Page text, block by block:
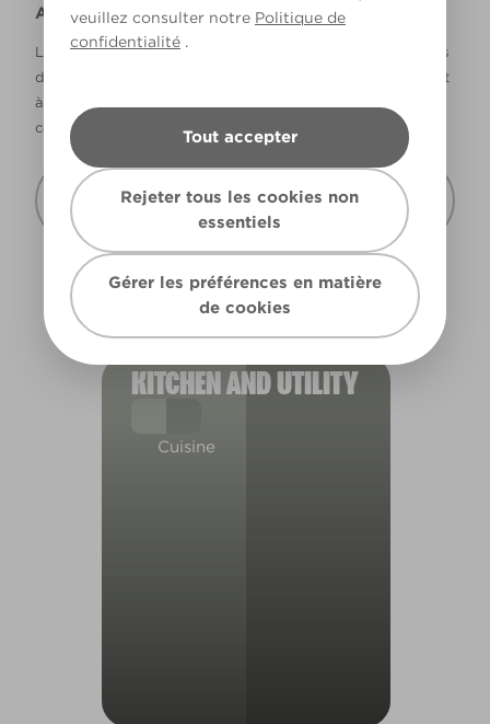
veuillez consulter notre Politique de
confidentialité .
Tout accepter
Rejeter tous les cookies non
essentiels
Gérer les préférences en matière
de cookies
Avertissement
La façon dont les couleurs s’affichent varie selon les écrans
d’ordinateur et les imprimantes. Les couleurs qui s’affichent
à l’écran et les couleurs imprimées peuvent ne pas
correspondre à la couleur réelle de la peinture.
Recevoir cette carte de couleur à mon
domicile
KITCHEN AND UTILITY
Cuisine